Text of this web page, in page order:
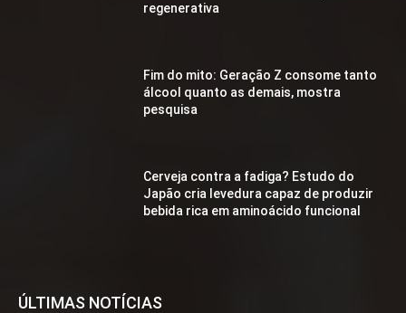
regenerativa
Fim do mito: Geração Z consome tanto
álcool quanto as demais, mostra
pesquisa
Cerveja contra a fadiga? Estudo do
Japão cria levedura capaz de produzir
bebida rica em aminoácido funcional
ÚLTIMAS NOTÍCIAS